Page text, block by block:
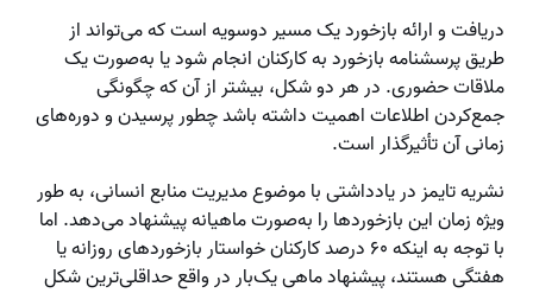
دریافت و ارائه بازخورد یک مسیر دوسویه است که می‌تواند از
طریق پرسشنامه بازخورد به کارکنان انجام شود یا به‌صورت یک
ملاقات حضوری. در هر دو شکل، بیشتر از آن که چگونگی
جمع‌کردن اطلاعات اهمیت داشته باشد چطور پرسیدن و دوره‌های
زمانی آن تأثیرگذار است.
نشریه تایمز در یادداشتی با موضوع مدیریت منابع انسانی، به طور
ویژه زمان این بازخوردها را به‌صورت ماهیانه پیشنهاد می‌دهد. اما
با توجه به اینکه ۶۰ درصد کارکنان خواستار بازخوردهای روزانه یا
هفتگی هستند، پیشنهاد ماهی یک‌بار در واقع حداقلی‌ترین شکل